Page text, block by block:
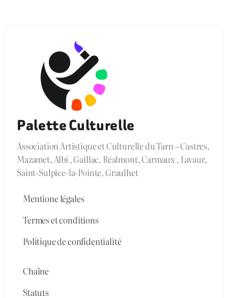
Palette Culturelle
Association Artistique et Culturelle du Tarn – Castres,
Mazamet, Albi , Gaillac, Réalmont, Carmaux , Lavaur,
Saint-Sulpice-la-Pointe, Graulhet
Mentione légales
Termes et conditions
Politique de confidentialité
Chaîne
Statuts